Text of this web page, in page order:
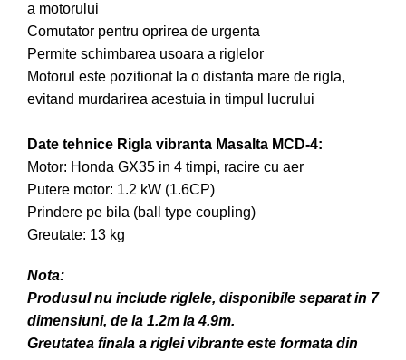
a motorului
Comutator pentru oprirea de urgenta
Permite schimbarea usoara a riglelor
Motorul este pozitionat la o distanta mare de rigla,
evitand murdarirea acestuia in timpul lucrului
Date tehnice Rigla vibranta Masalta MCD-4:
Motor: Honda GX35 in 4 timpi, racire cu aer
Putere motor: 1.2 kW (1.6CP)
Prindere pe bila (ball type coupling)
Greutate: 13 kg
Nota:
Produsul nu include riglele, disponibile separat in 7
dimensiuni, de la 1.2m la 4.9m.
Greutatea finala a riglei vibrante este formata din